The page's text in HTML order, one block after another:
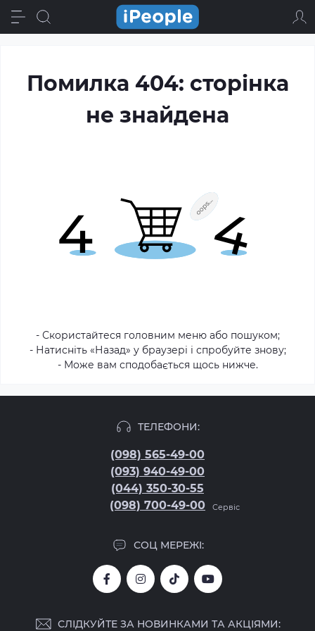
Помилка 404: сторінка
не знайдена
- Скористайтеся головним меню або пошуком;
- Натисніть «Назад» у браузері і спробуйте знову;
- Може вам сподобається щось нижче.
ТЕЛЕФОНИ:
(098) 565-49-00
(093) 940-49-00
(044) 350-30-55
(098) 700-49-00
Сервіс
СОЦ МЕРЕЖІ:
СЛІДКУЙТЕ ЗА НОВИНКАМИ ТА АКЦІЯМИ: